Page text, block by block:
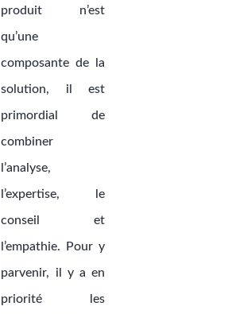
produit n’est
qu’une
composante de la
solution, il est
primordial de
combiner
l’analyse,
l’expertise, le
conseil et
l’empathie. Pour y
parvenir, il y a en
priorité les